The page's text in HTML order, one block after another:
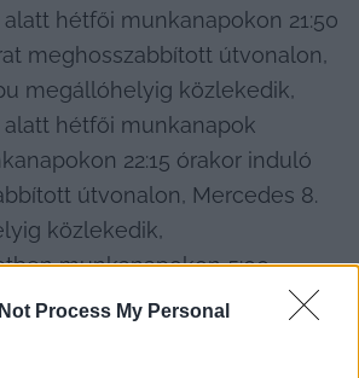
Process My Personal
meghosszabbított útvonalon,
megállóhelyig közlekedik,
22:15 órakor induló
útvonalon, Mercedes 8.
közlekedik,
3 perccel korábban, 4:57